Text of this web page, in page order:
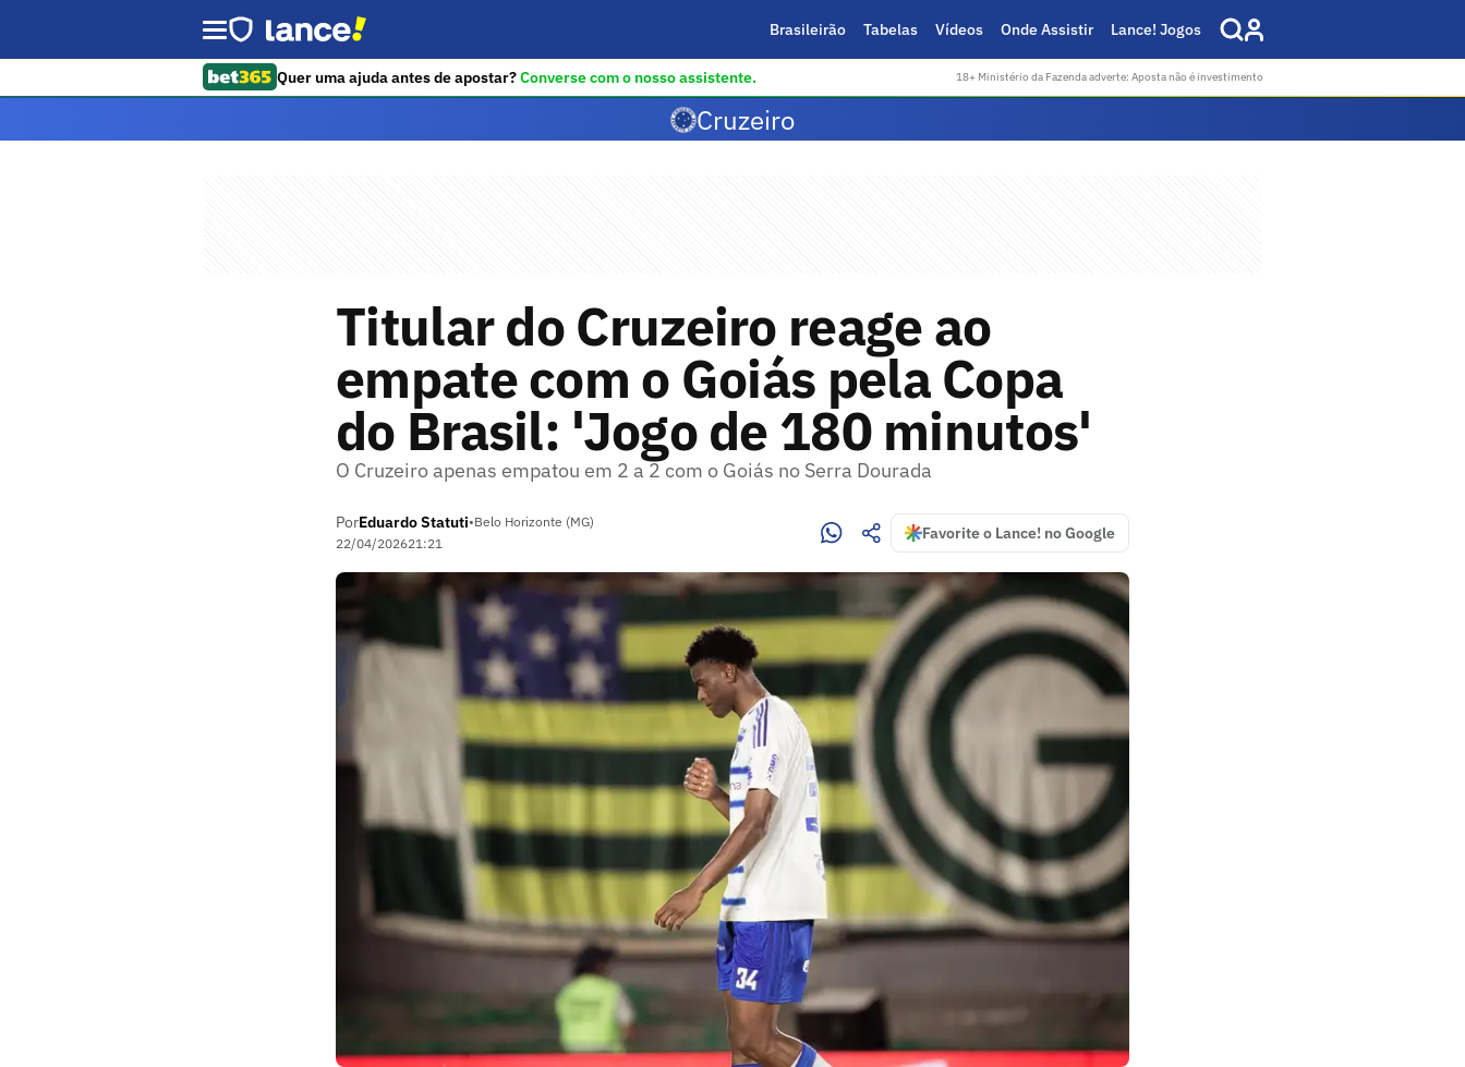
Brasileirão Tabelas Vídeos Onde Assistir Lance! Jogos
Quer uma ajuda antes de apostar?Converse com o nosso assistente. 18+ Ministério da Fazenda adverte: Aposta não é investimento
Cruzeiro
Titular do Cruzeiro reage ao
empate com o Goiás pela Copa
do Brasil: 'Jogo de 180 minutos'
O Cruzeiro apenas empatou em 2 a 2 com o Goiás no Serra Dourada
PorEduardo Statuti•Belo Horizonte (MG)
22/04/202621:21
Favorite o Lance! no Google